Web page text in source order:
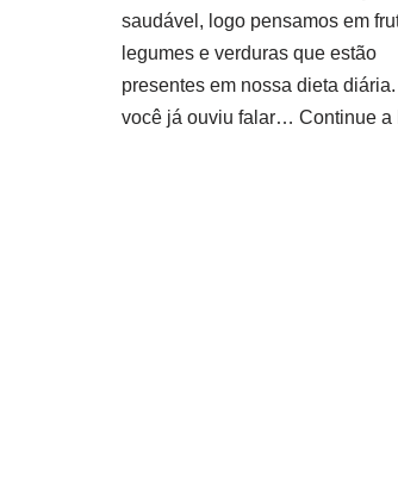
saudável, logo pensamos em
legumes e verduras que estão
presentes em nossa dieta
você já ouviu falar… Continue a